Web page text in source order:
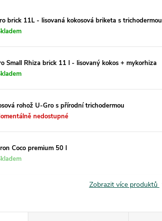
brick 11L - lisovaná kokosová briketa s trichodermou
Small Rhiza brick 11 l - lisovaný kokos + mykorhiza
rohož U-Gro s přírodní trichodermou
nedostupné
Coco premium 50 l
Zobrazit více produktů